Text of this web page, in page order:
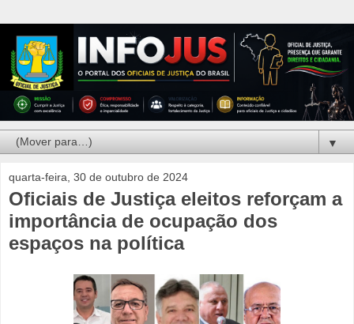
▼
quarta-feira, 30 de outubro de 2024
Oficiais de Justiça eleitos reforçam a
importância de ocupação dos
espaços na política